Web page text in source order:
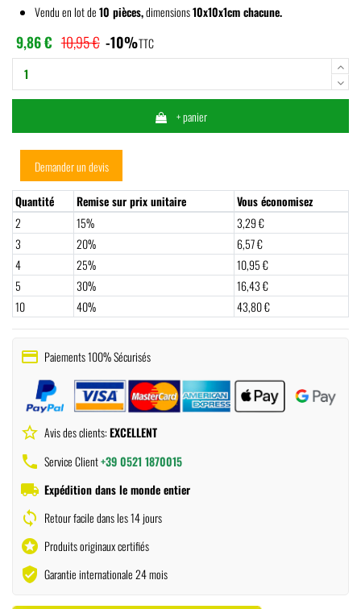
Vendu en lot de10 pièces,dimensions10x10x1cm chacune.
9,86 € 10,95 € -10%TTC
+ panier
Demander un devis
Quantité Remise sur prix unitaire
Vous économisez
2
15%
3,29 €
3
20%
6,57 €
4
25%
10,95 €
5
30%
16,43 €
10
40% 43,80 €
payment Paiements 100% Sécurisés
star_border Avis des clients:EXCELLENT
phone Service Client+39 0521 1870015
local_shipping Expédition dans le monde entier
sync Retour facile dans les 14 jours
stars Produits originaux certifiés
verified_user Garantie internationale 24 mois